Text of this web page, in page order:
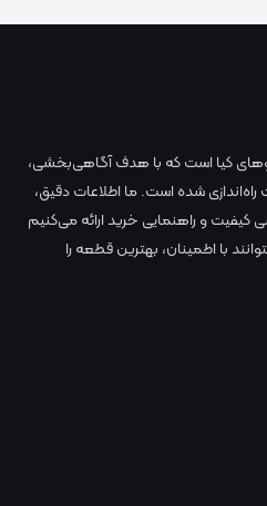
کیا است که با هدف آگاهی‌بخشی،
شده است. ما اطلاعات دقیق،
و راهنمایی خرید ارائه می‌کنیم
با اطمینان، بهترین قطعه را